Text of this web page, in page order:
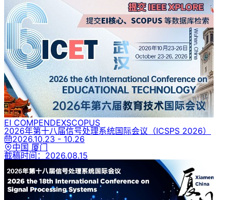
EI COMPENDEXSCOPUS
2026年第十八届信号处理系统国际会议 （ICSPS 2026）
2026.10.23 - 10.26
中国 厦门
截稿时间： 2026.08.15